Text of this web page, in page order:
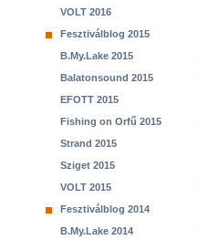
VOLT 2016
Fesztiválblog 2015
B.My.Lake 2015
Balatonsound 2015
EFOTT 2015
Fishing on Orfű 2015
Strand 2015
Sziget 2015
VOLT 2015
Fesztiválblog 2014
B.My.Lake 2014